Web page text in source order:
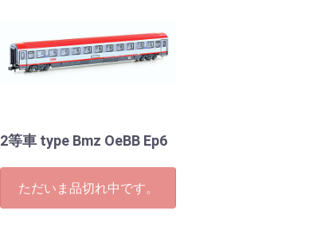
2等車 type Bmz OeBB Ep6
ただいま品切れ中です。